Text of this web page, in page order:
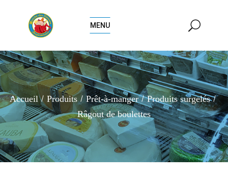
MENU
Accueil Produits Prêt-à-manger
Produits surgelés
Râgout de boulettes